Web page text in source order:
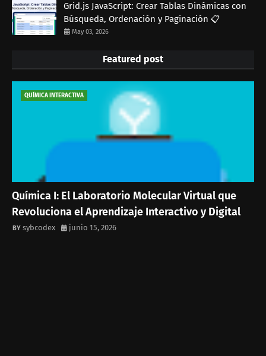
Grid.js JavaScript: Crear Tablas Dinámicas con
Búsqueda, Ordenación y Paginación 📋
May 03, 2026
Featured post
QUÍMICA INTERACTIVA
Química I: El Laboratorio Molecular Virtual que
Revoluciona el Aprendizaje Interactivo y Digital
sybcodex junio 15, 2026